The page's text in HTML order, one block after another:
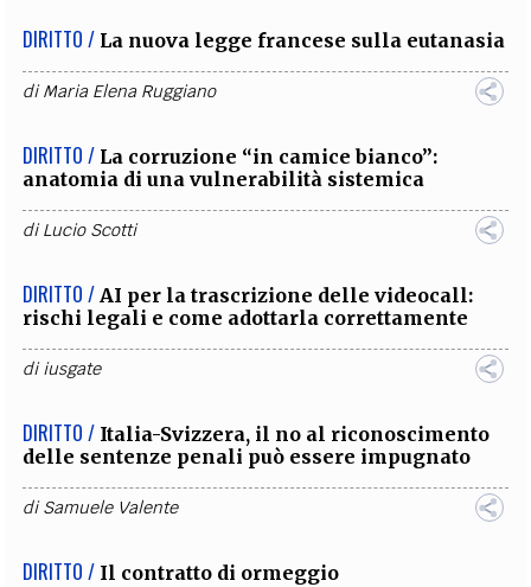
DIRITTO / La nuova legge francese sulla eutanasia
diMaria Elena Ruggiano
DIRITTO / La corruzione “in camice bianco”:
anatomia di una vulnerabilità sistemica
diLucio Scotti
DIRITTO / AI per la trascrizione delle videocall:
rischi legali e come adottarla correttamente
diiusgate
DIRITTO / Italia-Svizzera, il no al riconoscimento
delle sentenze penali può essere impugnato
diSamuele Valente
DIRITTO / Il contratto di ormeggio